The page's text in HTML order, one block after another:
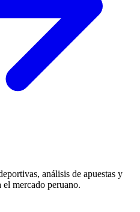
análisis de apuestas y
el mercado peruano.